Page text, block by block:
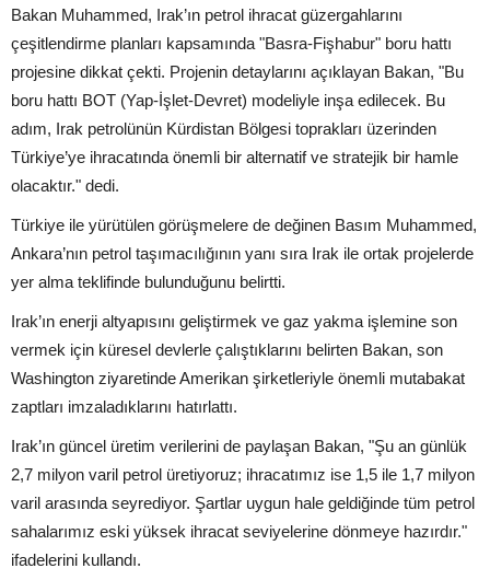
Bakan Muhammed, Irak’ın petrol ihracat güzergahlarını
çeşitlendirme planları kapsamında "Basra-Fişhabur" boru hattı
projesine dikkat çekti. Projenin detaylarını açıklayan Bakan, "Bu
boru hattı BOT (Yap-İşlet-Devret) modeliyle inşa edilecek. Bu
adım, Irak petrolünün Kürdistan Bölgesi toprakları üzerinden
Türkiye’ye ihracatında önemli bir alternatif ve stratejik bir hamle
olacaktır." dedi.
Türkiye ile yürütülen görüşmelere de değinen Basım Muhammed,
Ankara’nın petrol taşımacılığının yanı sıra Irak ile ortak projelerde
yer alma teklifinde bulunduğunu belirtti.
Irak’ın enerji altyapısını geliştirmek ve gaz yakma işlemine son
vermek için küresel devlerle çalıştıklarını belirten Bakan, son
Washington ziyaretinde Amerikan şirketleriyle önemli mutabakat
zaptları imzaladıklarını hatırlattı.
Irak’ın güncel üretim verilerini de paylaşan Bakan, "Şu an günlük
2,7 milyon varil petrol üretiyoruz; ihracatımız ise 1,5 ile 1,7 milyon
varil arasında seyrediyor. Şartlar uygun hale geldiğinde tüm petrol
sahalarımız eski yüksek ihracat seviyelerine dönmeye hazırdır."
ifadelerini kullandı.